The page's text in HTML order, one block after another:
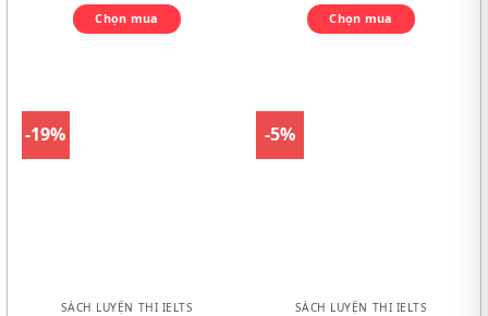
Chọn mua Chọn mua
-19%
SÁCH LUYỆN THI IELTS
-5%
SÁCH LUYỆN THI IELTS